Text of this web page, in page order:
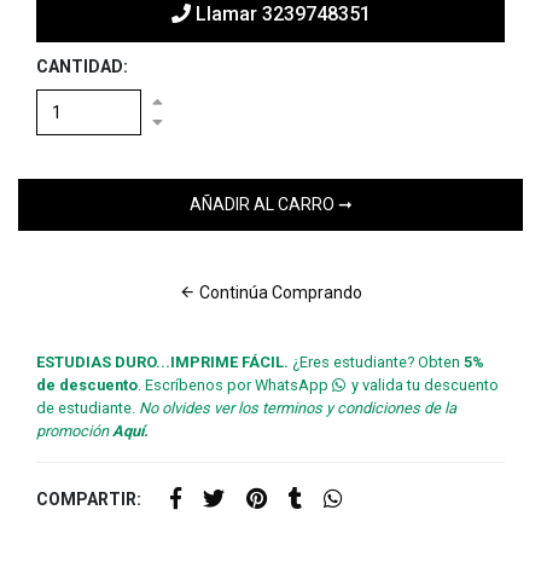
Llamar 3239748351
CANTIDAD:
Continúa Comprando
ESTUDIAS DURO...IMPRIME FÁCIL. ¿Eres estudiante? Obten 5%
de descuento . Escríbenos por WhatsApp
y valida tu descuento
de estudiante. No olvides ver los terminos y condiciones de la
promoción Aquí.
COMPARTIR: